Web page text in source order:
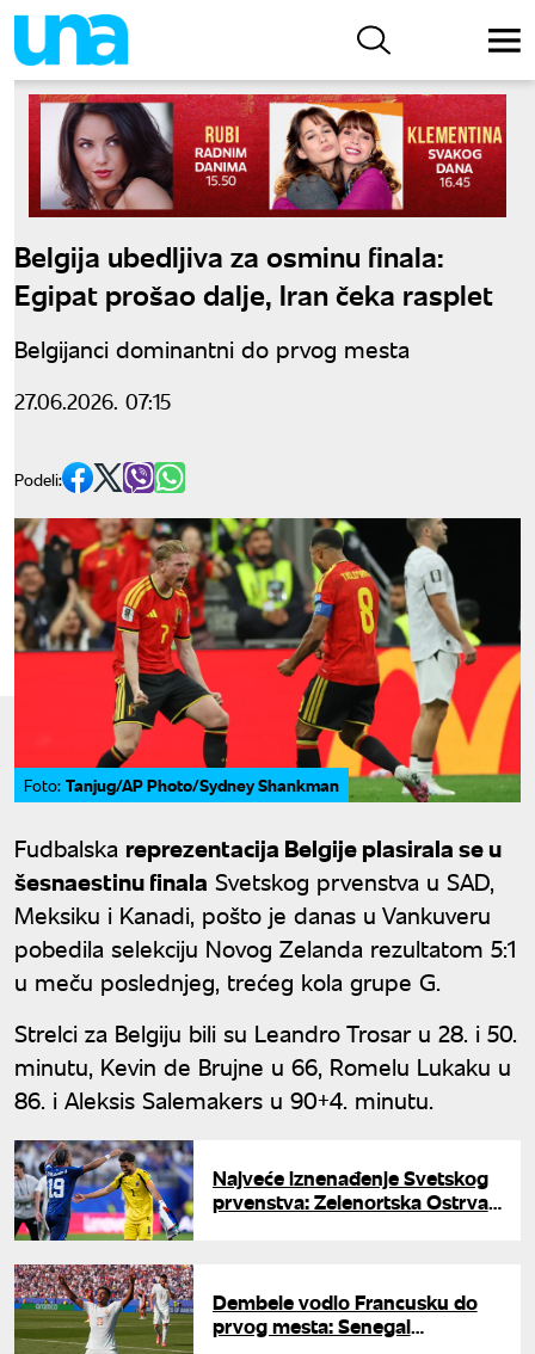
Belgija ubedljiva za osminu finala:
Egipat prošao dalje, Iran čeka rasplet
Belgijanci dominantni do prvog mesta
27.06.2026. 07:15
Podeli:
Foto: Tanjug/AP Photo/Sydney Shankman
Fudbalska reprezentacija Belgije plasirala se u
šesnaestinu finala Svetskog prvenstva u SAD,
Meksiku i Kanadi, pošto je danas u Vankuveru
pobedila selekciju Novog Zelanda rezultatom 5:1
u meču poslednjeg, trećeg kola grupe G.
Strelci za Belgiju bili su Leandro Trosar u 28. i 50.
minutu, Kevin de Brujne u 66, Romelu Lukaku u
86. i Aleksis Salemakers u 90+4. minutu.
Najveće iznenađenje Svetskog
prvenstva: Zelenortska Ostrva
Dembele vodio Francusku do
prvog mesta: Senegal